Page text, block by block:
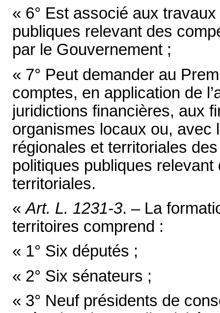
« 6° Est associé aux
publiques relevant des
par le Gouvernement ;
« 7° Peut demander au
comptes, en application de
juridictions financières, aux
organismes locaux ou, avec
régionales et territoriales
politiques publiques
territoriales.
«Art. L. 1231-3. – La
territoires comprend :
« 1° Six députés ;
« 2° Six sénateurs ;
« 3° Neuf présidents de